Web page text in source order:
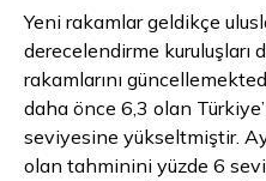
Yeni rakamlar geldikçe
derecelendirme kuruluşları
rakamlarını
daha önce 6,3 olan
seviyesine yükseltmiştir.
olan tahminini yüzde 6